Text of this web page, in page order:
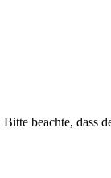
beachte,